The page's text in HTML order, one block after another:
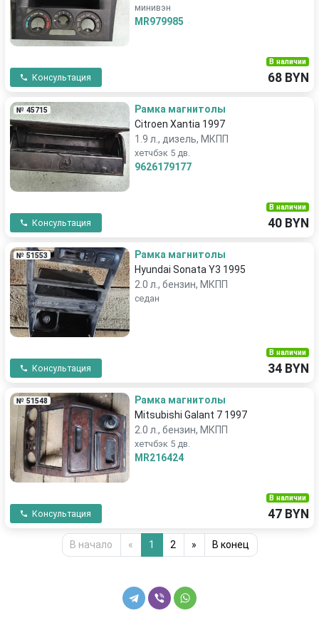
минивэн
MR979985
Консультация
В наличии
68 BYN
№ 45715
Рамка магнитолы
Citroen Xantia 1997
1.9 л., дизель, МКПП
хетчбэк 5 дв.
9626179177
Консультация
В наличии
40 BYN
№ 51553
Рамка магнитолы
Hyundai Sonata Y3 1995
2.0 л., бензин, МКПП
седан
Консультация
В наличии
34 BYN
№ 51548
Рамка магнитолы
Mitsubishi Galant 7 1997
2.0 л., бензин, МКПП
хетчбэк 5 дв.
MR216424
Консультация
В наличии
47 BYN
В начало « 1 2 » В конец